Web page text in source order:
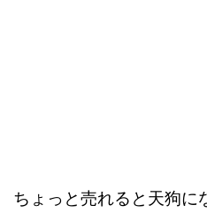
ちょっと売れると天狗に